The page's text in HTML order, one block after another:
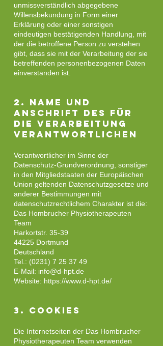
unmissverständlich abgegebene
Willensbekundung in Form einer
Erklärung oder einer sonstigen
eindeutigen bestätigenden Handlung, mit
der die betroffene Person zu verstehen
gibt, dass sie mit der Verarbeitung der sie
betreffenden personenbezogenen Daten
einverstanden ist.
2. Name und
Anschrift des für
die Verarbeitung
Verantwortlichen
Verantwortlicher im Sinne der
Datenschutz-Grundverordnung, sonstiger
in den Mitgliedstaaten der Europäischen
Union geltenden Datenschutzgesetze und
anderer Bestimmungen mit
datenschutzrechtlichem Charakter ist die:
Das Hombrucher Physiotherapeuten
Team
Harkortstr. 35-39
44225 Dortmund
Deutschland
Tel.: (0231) 7 25 37 49
E-Mail: info@d-hpt.de
Website: https://www.d-hpt.de/
3. Cookies
Die Internetseiten der Das Hombrucher
Physiotherapeuten Team verwenden